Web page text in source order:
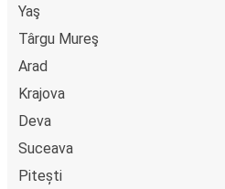
Yaş
Târgu Mureş
Arad
Krajova
Deva
Suceava
Pitești